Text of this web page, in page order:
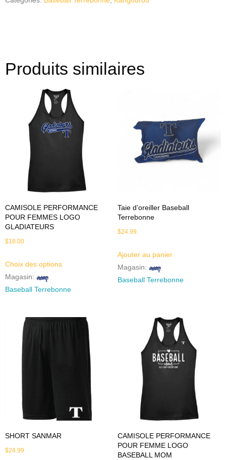
Produits similaires
CAMISOLE PERFORMANCE
POUR FEMMES LOGO
GLADIATEURS
$18.00
Choix des options
Magasin:
Baseball Terrebonne
Taie d’oreiller Baseball
Terrebonne
$24.99
Ajouter au panier
Magasin:
Baseball Terrebonne
SHORT SANMAR
$24.99
CAMISOLE PERFORMANCE
POUR FEMME LOGO
BASEBALL MOM